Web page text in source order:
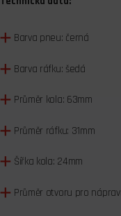
Barva pneu: černá
Barva ráfku: šedá
Průměr kola: 63mm
Průměr ráfku: 31mm
Šířka kola: 24mm
Průměr otvoru pro